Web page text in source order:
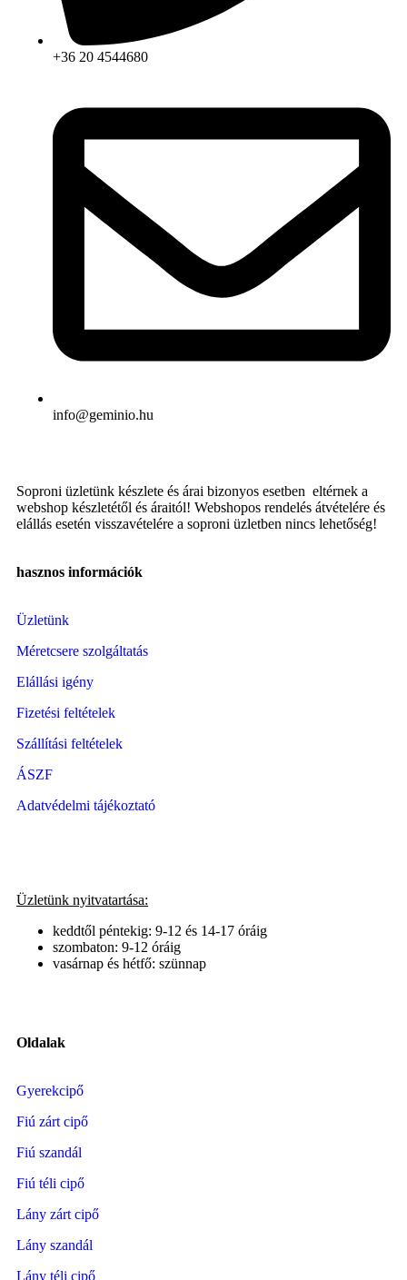
+36 20 4544680
info@geminio.hu
Soproni üzletünk készlete és árai bizonyos esetben eltérnek a
webshop készletétől és áraitól! Webshopos rendelés átvételére és
elállás esetén visszavételére a soproni üzletben nincs lehetőség!
hasznos információk
Üzletünk
Méretcsere szolgáltatás
Elállási igény
Fizetési feltételek
Szállítási feltételek
ÁSZF
Adatvédelmi tájékoztató
Üzletünk nyitvatartása:
keddtől péntekig: 9-12 és 14-17 óráig
szombaton: 9-12 óráig
vasárnap és hétfő: szünnap
Oldalak
Gyerekcipő
Fiú zárt cipő
Fiú szandál
Fiú téli cipő
Lány zárt cipő
Lány szandál
Lány téli cipő